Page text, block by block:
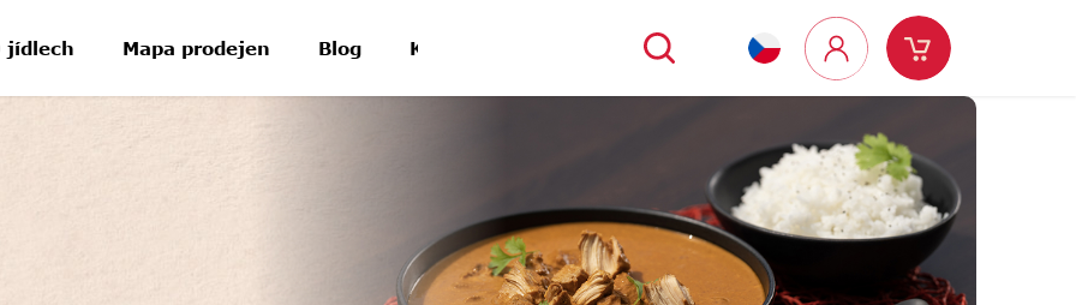
jídlech Mapa prodejen Blog Kontakt
Hledat
Přihlášení
Nákupní
košík